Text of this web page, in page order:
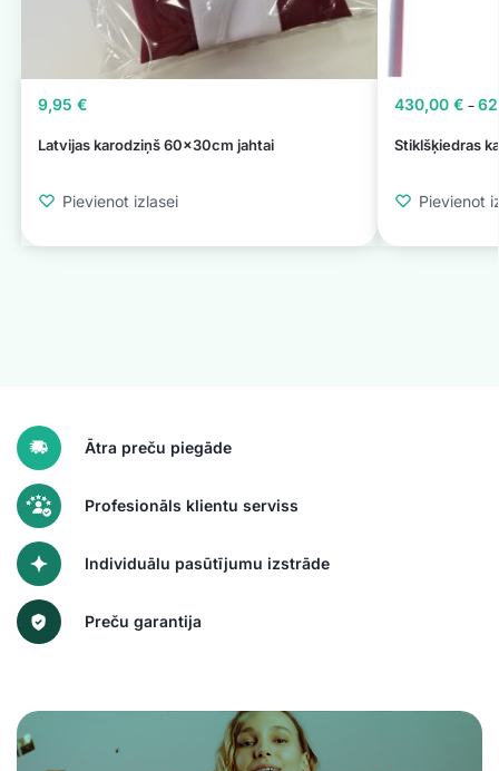
Latvijas karodziņš 60x30cm jahtai
9,95 €
Pievienot izlasei
Stiklšķiedras
430,00 € –
Pievienot
Ātra preču piegāde
Profesionāls klientu serviss
Individuālu pasūtījumu izstrāde
Preču garantija